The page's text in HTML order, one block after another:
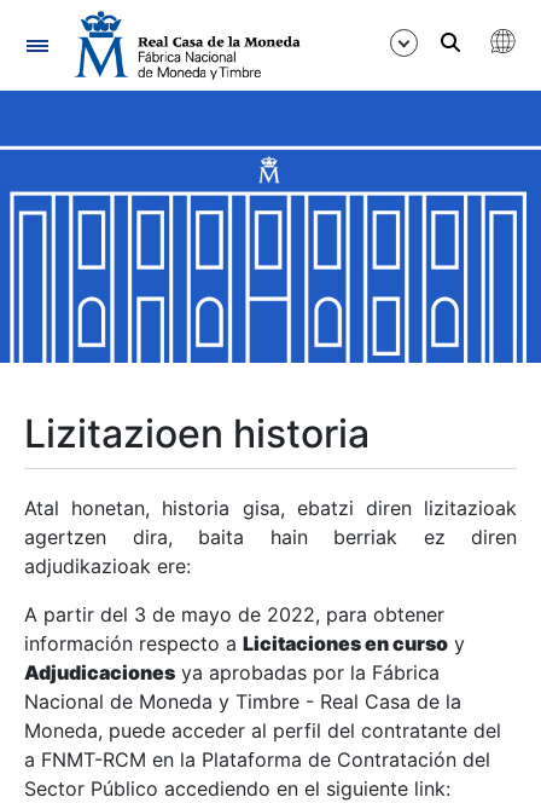
Nabigazioa
Erakutsi/Ezkutatu
Erakutsi/Ezkutatu
Erakutsi/Ezkutatu
Erakutsi/Ezkutatu
Erakutsi/Ezkutatu
Erakutsi/Ezkutatu
Erakutsi/Ezkutatu
Lizitazioen historia
Atal honetan, historia gisa, ebatzi diren lizitazioak
agertzen dira, baita hain berriak ez diren
adjudikazioak ere:
A partir del 3 de mayo de 2022, para obtener
información respecto a Licitaciones en curso y
Adjudicaciones ya aprobadas por la Fábrica
Nacional de Moneda y Timbre - Real Casa de la
Moneda, puede acceder al perfil del contratante del
a FNMT-RCM en la Plataforma de Contratación del
Sector Público accediendo en el siguiente link: